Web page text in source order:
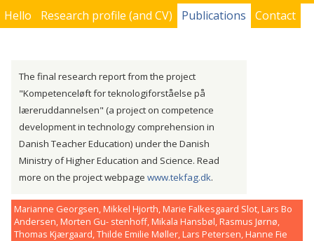
Hello Research profile (and CV) Publications Contact
The final research report from the project
"Kompetenceløft for teknologiforståelse på
læreruddannelsen" (a project on competence
development in technology comprehension in
Danish Teacher Education) under the Danish
Ministry of Higher Education and Science. Read
more on the project webpagewww.tekfag.dk.
Marianne Georgsen, Mikkel Hjorth, Marie Falkesgaard Slot, Lars Bo
Andersen, Morten Gu- stenhoff, Mikala Hansbøl, Rasmus Jørnø,
Thomas Kjærgaard, Thilde Emilie Møller, Lars Petersen, Hanne Fie